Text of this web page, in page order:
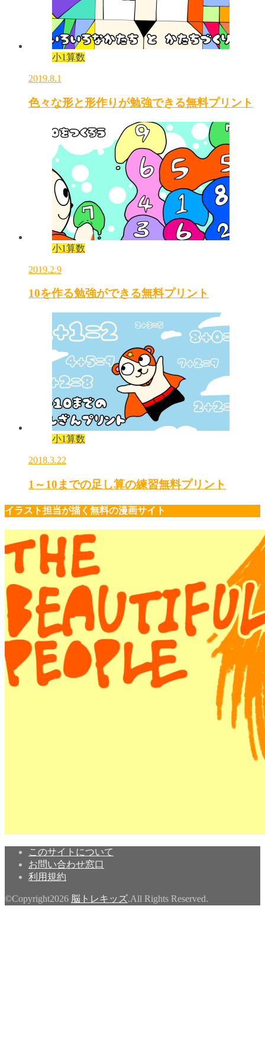
小1算数
2019.8.1
色々な形と形作りが勉強できる無料プリント
小1算数
2019.2.9
10を作る勉強ができる無料プリント
小1算数
2018.3.22
1～10までの足し算の練習無料プリント
イラスト担当が描く無料の漫画サイト
このサイトについて
お問い合わせ窓口
利用規約
©Copyright2026 脳トレキッズ.All Rights Reserved.